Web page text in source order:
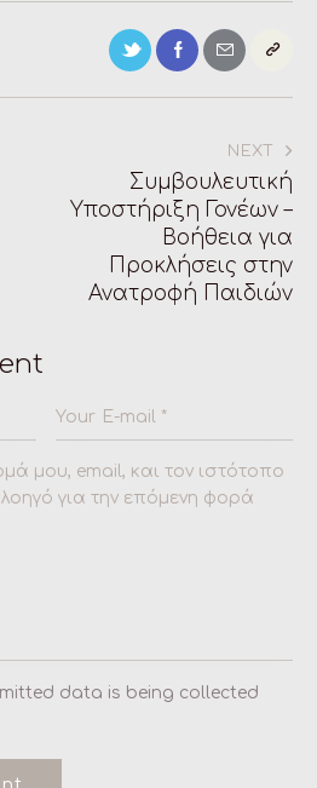
NEXT
Συμβουλευτική
Υποστήριξη Γονέων –
Βοήθεια για
Προκλήσεις στην
Ανατροφή Παιδιών
μου, email, και τον ιστότοπο
για την επόμενη φορά
data is being collected